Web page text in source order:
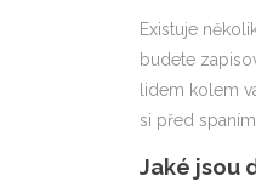
Existuje
budete
lidem kolem
si před
Jaké jsou